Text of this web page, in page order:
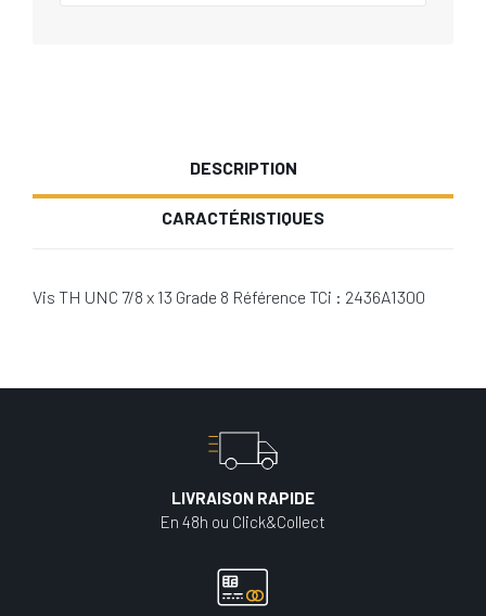
DESCRIPTION
CARACTÉRISTIQUES
Vis TH UNC 7/8 x 13 Grade 8 Référence TCi : 2436A1300
LIVRAISON RAPIDE
En 48h ou Click&Collect